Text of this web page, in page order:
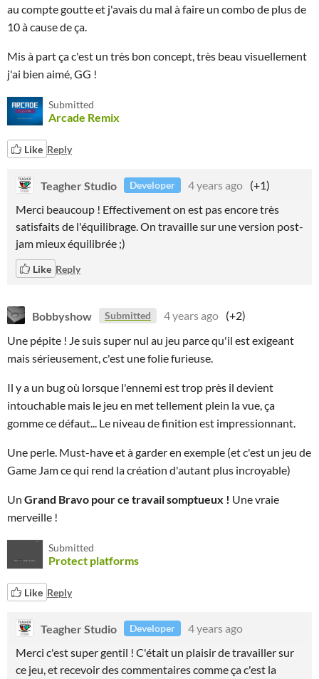
au compte goutte et j'avais du mal à faire un combo de plus de
10 à cause de ça.
Mis à part ça c'est un très bon concept, très beau visuellement
j'ai bien aimé, GG !
Submitted
Arcade Remix
Like Reply
Teagher Studio Developer 4 years ago (+1)
Merci beaucoup ! Effectivement on est pas encore très
satisfaits de l'équilibrage. On travaille sur une version post-
jam mieux équilibrée ;)
Like Reply
Bobbyshow Submitted 4 years ago (+2)
Une pépite ! Je suis super nul au jeu parce qu'il est exigeant
mais sérieusement, c'est une folie furieuse.
Il y a un bug où lorsque l'ennemi est trop près il devient
intouchable mais le jeu en met tellement plein la vue, ça
gomme ce défaut... Le niveau de finition est impressionnant.
Une perle. Must-have et à garder en exemple (et c'est un jeu de
Game Jam ce qui rend la création d'autant plus incroyable)
Un Grand Bravo pour ce travail somptueux ! Une vraie
merveille !
Submitted
Protect platforms
Like Reply
Teagher Studio Developer
4 years ago
Merci c'est super gentil ! C'était un plaisir de travailler sur
ce jeu, et recevoir des commentaires comme ça c'est la